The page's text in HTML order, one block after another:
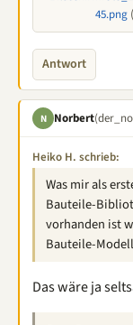
45.png
Antwort
N Norbert
Heiko H. schrieb:
Was mir als
Bauteile-
vorhanden ist
Bauteile-
Das wäre ja